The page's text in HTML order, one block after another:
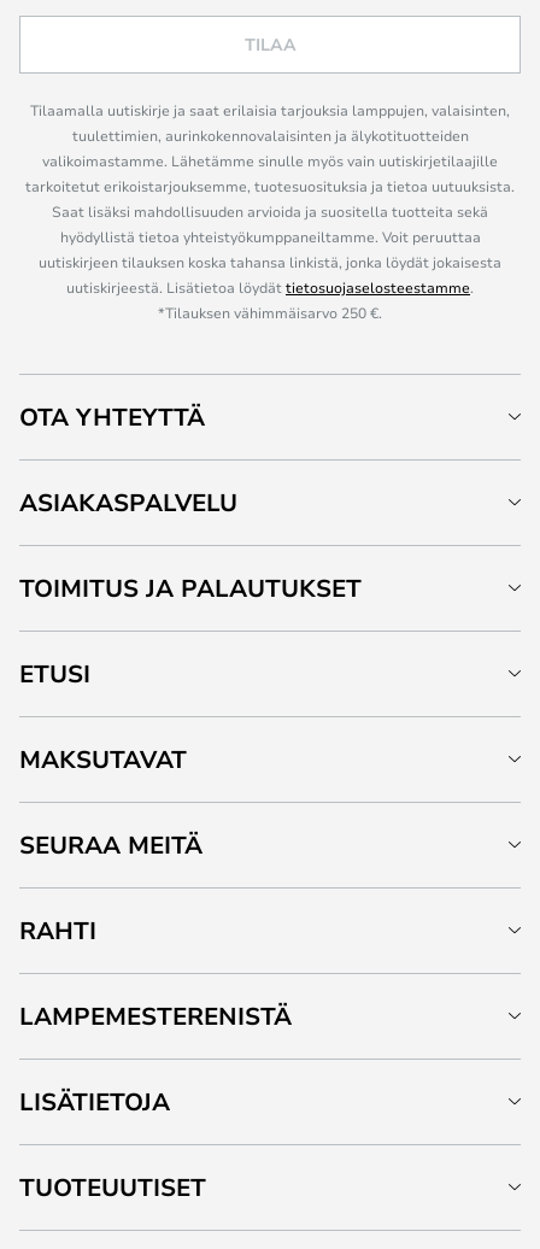
TILAA
Tilaamalla uutiskirje ja saat erilaisia tarjouksia lamppujen, valaisinten,
tuulettimien, aurinkokennovalaisinten ja älykotituotteiden
valikoimastamme. Lähetämme sinulle myös vain uutiskirjetilaajille
tarkoitetut erikoistarjouksemme, tuotesuosituksia ja tietoa uutuuksista.
Saat lisäksi mahdollisuuden arvioida ja suositella tuotteita sekä
hyödyllistä tietoa yhteistyökumppaneiltamme. Voit peruuttaa
uutiskirjeen tilauksen koska tahansa linkistä, jonka löydät jokaisesta
uutiskirjeestä. Lisätietoa löydättietosuojaselosteestamme.
*Tilauksen vähimmäisarvo 250 €.
OTA YHTEYTTÄ
ASIAKASPALVELU
TOIMITUS JA PALAUTUKSET
ETUSI
MAKSUTAVAT
SEURAA MEITÄ
RAHTI
LAMPEMESTERENISTÄ
LISÄTIETOJA
TUOTEUUTISET